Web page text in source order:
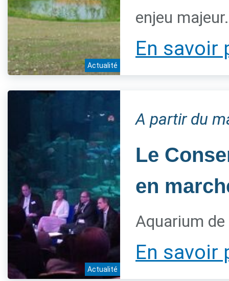
Actualité
enjeu majeur.
En savoir
Actualité
A partir du
Le
en
Aquarium
En savoir